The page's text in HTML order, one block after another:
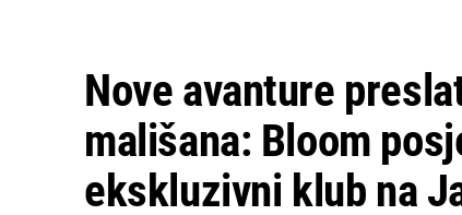
Nove avanture
mališana: Bloom
ekskluzivni klub na